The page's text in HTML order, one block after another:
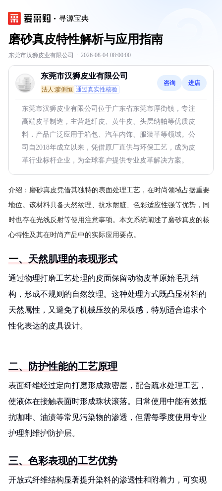
寻源宝典
磨砂真皮特性解析与应用指南
东莞市汉狮皮业有限公司 · 2026-08-04 08:00:00
东莞市汉狮皮业有限公司
法人:廖俐恒 通过真实性核验
咨询 进店
东莞市汉狮皮业有限公司位于广东省东莞市厚街镇，专注
高端皮革制造，主营超纤皮、黄牛皮、头层纳帕等优质皮
料，产品广泛应用于箱包、汽车内饰、服装革等领域。公
司自2018年成立以来，凭借原厂直供与环保工艺，成为皮
革行业标杆企业，为全球客户提供专业皮革解决方案。
介绍： 磨砂真皮凭借其独特的表面处理工艺，在时尚领域占据重要
地位。该材料具备天然纹理、抗水耐脏、色彩适应性强等优势，同
时也存在光线反射等使用注意事项。本文系统阐述了磨砂真皮的核
心特性及其在时尚产品中的实际应用要点。
一、天然肌理的表现形式
通过物理打磨工艺处理的皮面保留动物皮革原始毛孔结
构，形成不规则的自然纹理。这种处理方式既凸显材料的
天然属性，又避免了机械压纹的呆板感，特别适合追求个
性化表达的皮具设计。
二、防护性能的工艺原理
表面纤维经过定向打磨形成致密层，配合疏水处理工艺，
使液体在接触表面时形成珠状滚落。日常使用中能有效抵
抗咖啡、油渍等常见污染物的渗透，但需每季度使用专业
护理剂维护防护层。
三、色彩表现的工艺优势
开放式纤维结构显著提升染料的渗透性和附着力，可实现